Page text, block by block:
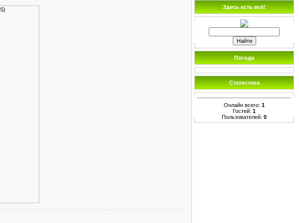
Здесь есть всё!
Погода
Статистика
Онлайн всего: 1
Гостей: 1
Пользователей: 0